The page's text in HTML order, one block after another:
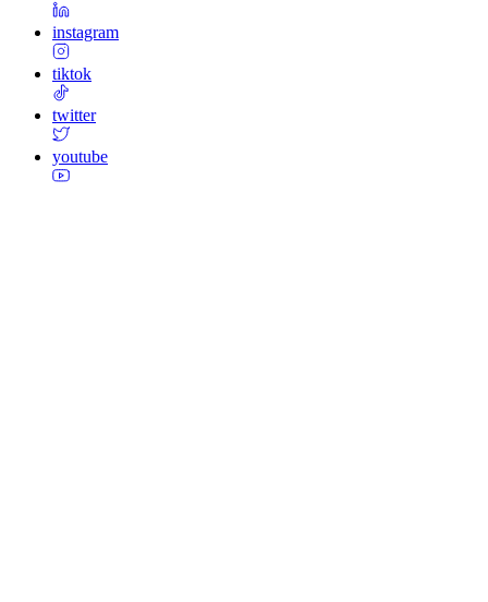
instagram
tiktok
twitter
youtube